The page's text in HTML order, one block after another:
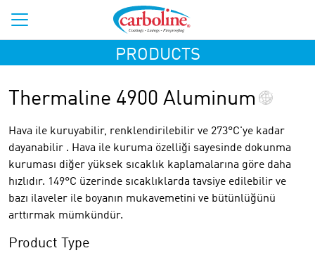
PRODUCTS
Thermaline 4900 Aluminum
Hava ile kuruyabilir, renklendirilebilir ve 273°C'ye kadar
dayanabilir . Hava ile kuruma özelliği sayesinde dokunma
kuruması diğer yüksek sıcaklık kaplamalarına göre daha
hızlıdır. 149°C üzerinde sıcaklıklarda tavsiye edilebilir ve
bazı ilaveler ile boyanın mukavemetini ve bütünlüğünü
arttırmak mümkündür.
Product Type